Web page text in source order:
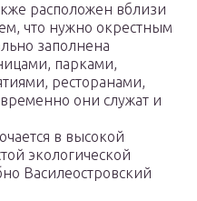
расположен вблизи
что нужно окрестным
заполнена
парками,
ресторанами,
они служат и
в высокой
экологической
Василеостровский